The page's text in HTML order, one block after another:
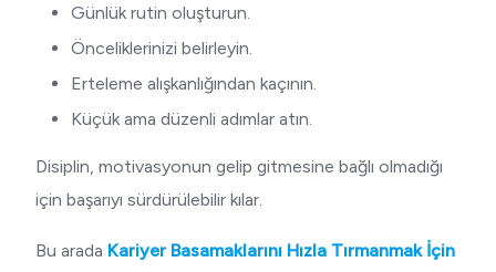
Günlük rutin oluşturun.
Önceliklerinizi belirleyin.
Erteleme alışkanlığından kaçının.
Küçük ama düzenli adımlar atın.
Disiplin, motivasyonun gelip gitmesine bağlı olmadığı
için başarıyı sürdürülebilir kılar.
Bu arada Kariyer Basamaklarını Hızla Tırmanmak İçin